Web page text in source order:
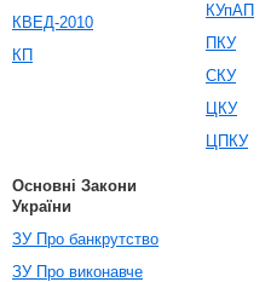
КВЕД-2010
КП
КУпАП
ПКУ
СКУ
ЦКУ
ЦПКУ
Основні Закони
України
ЗУ Про банкрутство
ЗУ Про виконавче